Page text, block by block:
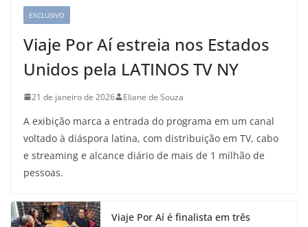
EXCLUSIVO
Viaje Por Aí estreia nos Estados
Unidos pela LATINOS TV NY
21 de janeiro de 2026 Eliane de Souza
A exibição marca a entrada do programa em um canal
voltado à diáspora latina, com distribuição em TV, cabo
e streaming e alcance diário de mais de 1 milhão de
pessoas.
Viaje Por Aí é finalista em três